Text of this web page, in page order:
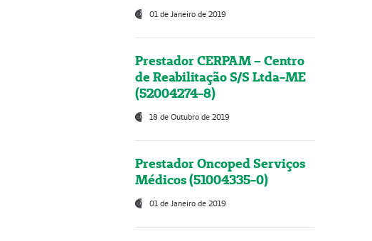
01 de Janeiro de 2019
Prestador CERPAM – Centro
de Reabilitação S/S Ltda-ME
(52004274-8)
18 de Outubro de 2019
Prestador Oncoped Serviços
Médicos (51004335-0)
01 de Janeiro de 2019